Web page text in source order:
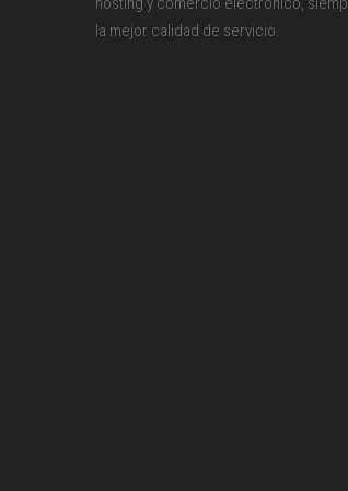
la mejor calidad de servicio.